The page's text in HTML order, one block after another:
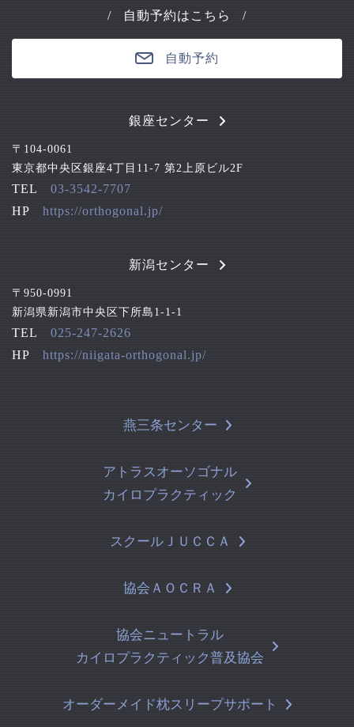
自動予約はこちら
自動予約
銀座センター
〒104-0061
東京都中央区銀座4丁目11-7 第2上原ビル2F
TEL 03-3542-7707
HP https://orthogonal.jp/
新潟センター
〒950-0991
新潟県新潟市中央区下所島1-1-1
TEL 025-247-2626
HP https://niigata-orthogonal.jp/
燕三条センター
アトラスオーソゴナル
カイロプラクティック
スクールＪＵＣＣＡ
協会ＡＯＣＲＡ
協会ニュートラル
カイロプラクティック普及協会
オーダーメイド枕スリープサポート